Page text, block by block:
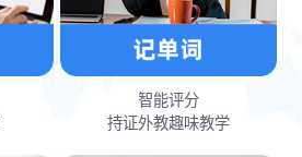
智能评分
持证外教趣味教学